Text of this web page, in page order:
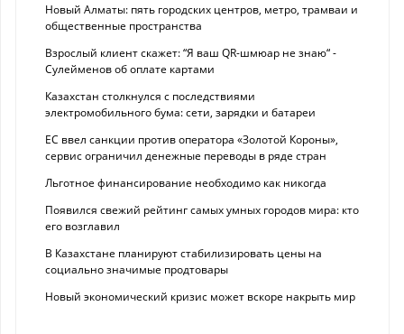
Новый Алматы: пять городских центров, метро, трамваи и
общественные пространства
Взрослый клиент скажет: “Я ваш QR-шмюар не знаю“ -
Сулейменов об оплате картами
Казахстан столкнулся с последствиями
электромобильного бума: сети, зарядки и батареи
ЕС ввел санкции против оператора «Золотой Короны»,
сервис ограничил денежные переводы в ряде стран
Льготное финансирование необходимо как никогда
Появился свежий рейтинг самых умных городов мира: кто
его возглавил
В Казахстане планируют стабилизировать цены на
социально значимые продтовары
Новый экономический кризис может вскоре накрыть мир